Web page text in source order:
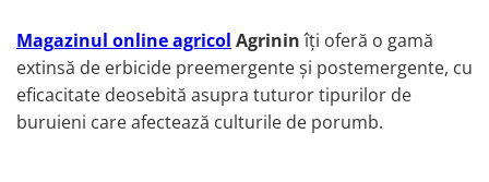
Magazinul online agricol Agrininîți oferă o gamă
extinsă de erbicide preemergente și postemergente, cu
eficacitate deosebită asupra tuturor tipurilor de
buruieni care afectează culturile de porumb.